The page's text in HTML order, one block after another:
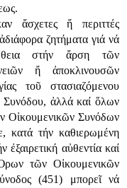
ἄσχετες ἤ περιττές
ζητήματα γιά νά
στήν ἄρση τῶν
ἤ ἀποκλινουσῶν
τοῦ στασιαζόμενου
Συνόδου, ἀλλά καί ὅλων
Οἰκουμενικῶν Συνόδων
κατά τήν καθιερωμένη
ἐξαιρετική αὐθεντία καί
τῶν Οἰκουμενικῶν
(451) μπορεῖ νά